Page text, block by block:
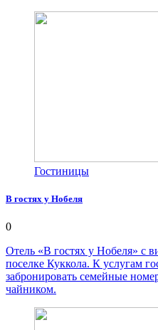
Гостиницы
В гостях у Нобеля
0
Отель «В гостях у Нобеля» с
поселке Куккола. К услугам
забронировать семейные
чайником.